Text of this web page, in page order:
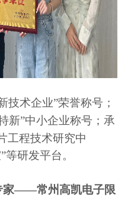
技术企业”荣誉称号；
新”中小企业称号；承
工程技术研究中
等研发平台。
家——常州高凯电子限